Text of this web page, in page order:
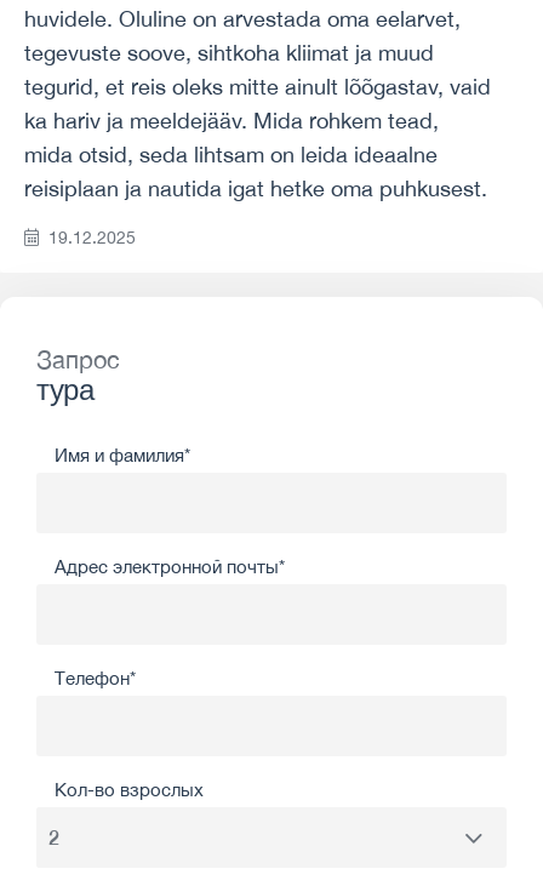
huvidele. Oluline on arvestada oma eelarvet,
tegevuste soove, sihtkoha kliimat ja muud
tegurid, et reis oleks mitte ainult lõõgastav, vaid
ka hariv ja meeldejääv. Mida rohkem tead,
mida otsid, seda lihtsam on leida ideaalne
reisiplaan ja nautida igat hetke oma puhkusest.
19.12.2025
Запрос
тура
Имя и фамилия*
Адрес электронной почты*
Телефон*
Кол-во взрослых